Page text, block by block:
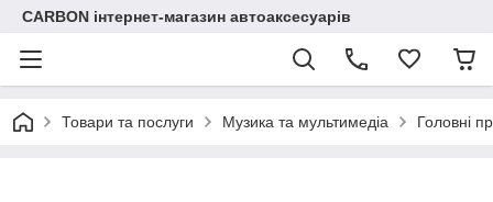
CARBON інтернет-магазин автоаксесуарів
Товари та послуги Музика та мультимедіа Головні